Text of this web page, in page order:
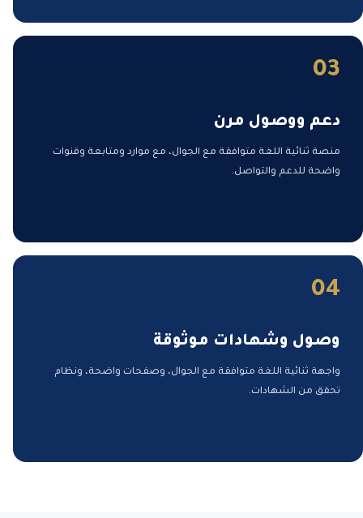
03
دعم ووصول مرن
منصة ثنائية اللغة متوافقة مع الجوال، مع موارد ومتابعة وقنوات
واضحة للدعم والتواصل.
04
وصول وشهادات موثوقة
واجهة ثنائية اللغة متوافقة مع الجوال، وصفحات واضحة، ونظام
تحقق من الشهادات.